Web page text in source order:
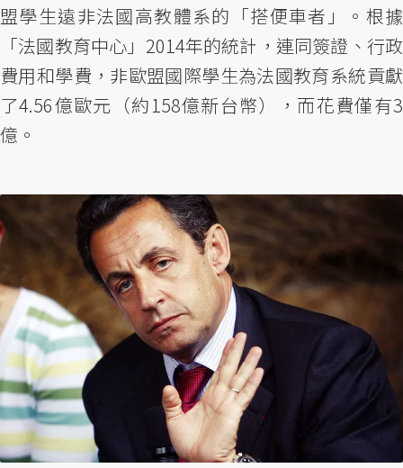
盟學生遠非法國高教體系的「搭便車者」。根據
「法國教育中心」2014年的統計，連同簽證、行政
費用和學費，非歐盟國際學生為法國教育系統貢獻
了4.56億歐元（約158億新台幣），而花費僅有3
億。